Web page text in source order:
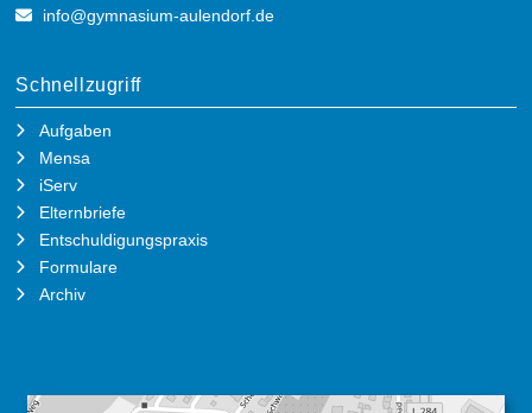
info@gymnasium-aulendorf.de
Schnellzugriff
Aufgaben
Mensa
iServ
Elternbriefe
Entschuldigungspraxis
Formulare
Archiv